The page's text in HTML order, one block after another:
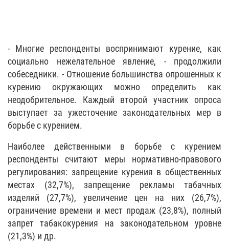
- Многие респонденты воспринимают курение, как
социально нежелательное явление, - продолжили
собеседники. - Отношение большинства опрошенных к
курению окружающих можно определить как
неодобрительное. Каждый второй участник опроса
выступает за ужесточение законодательных мер в
борьбе с курением.
Наиболее действенными в борьбе с курением
респонденты считают меры нормативно-правового
регулирования: запрещение курения в общественных
местах (32,7%), запрещение рекламы табачных
изделий (27,7%), увеличение цен на них (26,7%),
ограничение времени и мест продаж (23,8%), полный
запрет табакокурения на законодательном уровне
(21,3%) и др.